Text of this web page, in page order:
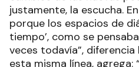
justamente, la escucha.
porque los espacios de
tiempo’, como se
veces todavía”, diferencia
esta misma línea, agrega: